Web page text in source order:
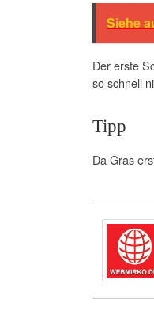
Siehe
Der erste
so schnell
Tipp
Da Gras